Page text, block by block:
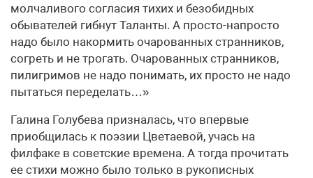
молчаливого согласия тихих и безобидных
обывателей гибнут Таланты. А просто-напросто
надо было накормить очарованных странников,
согреть и не трогать. Очарованных странников,
пилигримов не надо понимать, их просто не надо
пытаться переделать…»
Галина Голубева призналась, что впервые
приобщилась к поэзии Цветаевой, учась на
филфаке в советские времена. А тогда прочитать
ее стихи можно было только в рукописных